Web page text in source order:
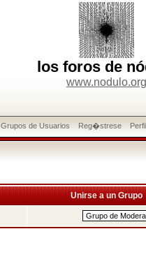
los foros de
www.nodulo.org
Grupos de Usuarios Reg�strese Perfil
Unirse a un Grupo